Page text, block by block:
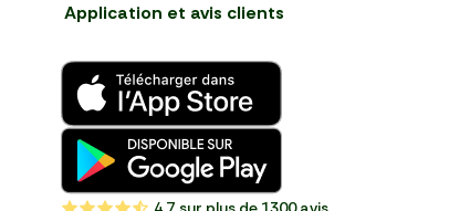
Application et avis clients